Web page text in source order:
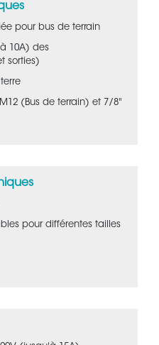
pour bus de terrain
10A) des
sorties)
(Bus de terrain) et 7/8"
pour différentes tailles